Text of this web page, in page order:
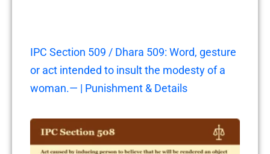
IPC Section 509 / Dhara 509: Word, gesture
or act intended to insult the modesty of a
woman.— | Punishment & Details